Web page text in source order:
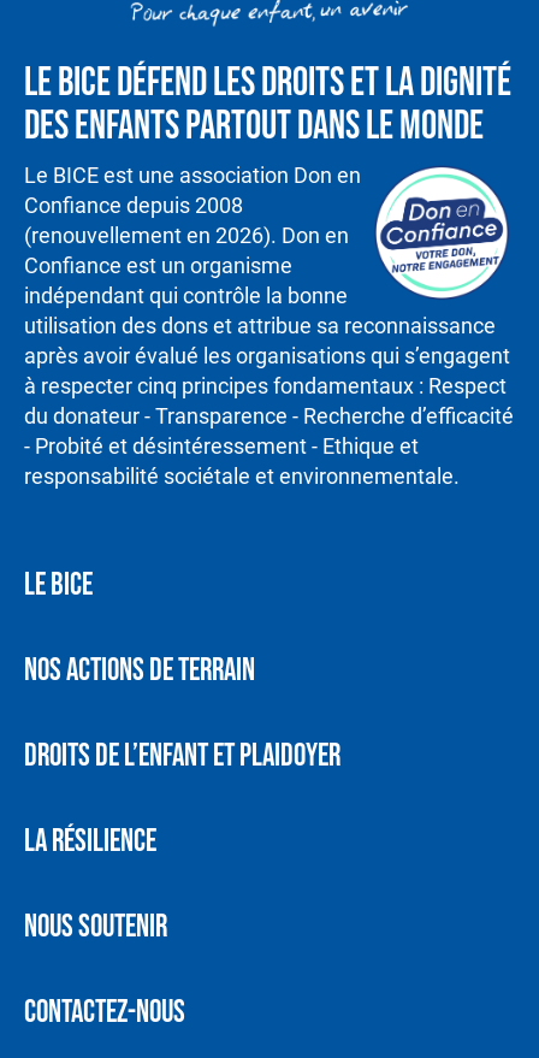
Le BICE défend les droits et la dignité
des enfants partout dans le monde
Le BICE est une association Don en
Confiance depuis 2008
(renouvellement en 2026). Don en
Confiance est un organisme
indépendant qui contrôle la bonne
utilisation des dons et attribue sa reconnaissance
après avoir évalué les organisations qui s’engagent
à respecter cinq principes fondamentaux : Respect
du donateur - Transparence - Recherche d’efficacité
- Probité et désintéressement - Ethique et
responsabilité sociétale et environnementale.
LE BICE
NOS ACTIONS DE TERRAIN
DROITS DE L’ENFANT ET PLAIDOYER
LA RÉSILIENCE
NOUS SOUTENIR
CONTACTEZ-NOUS